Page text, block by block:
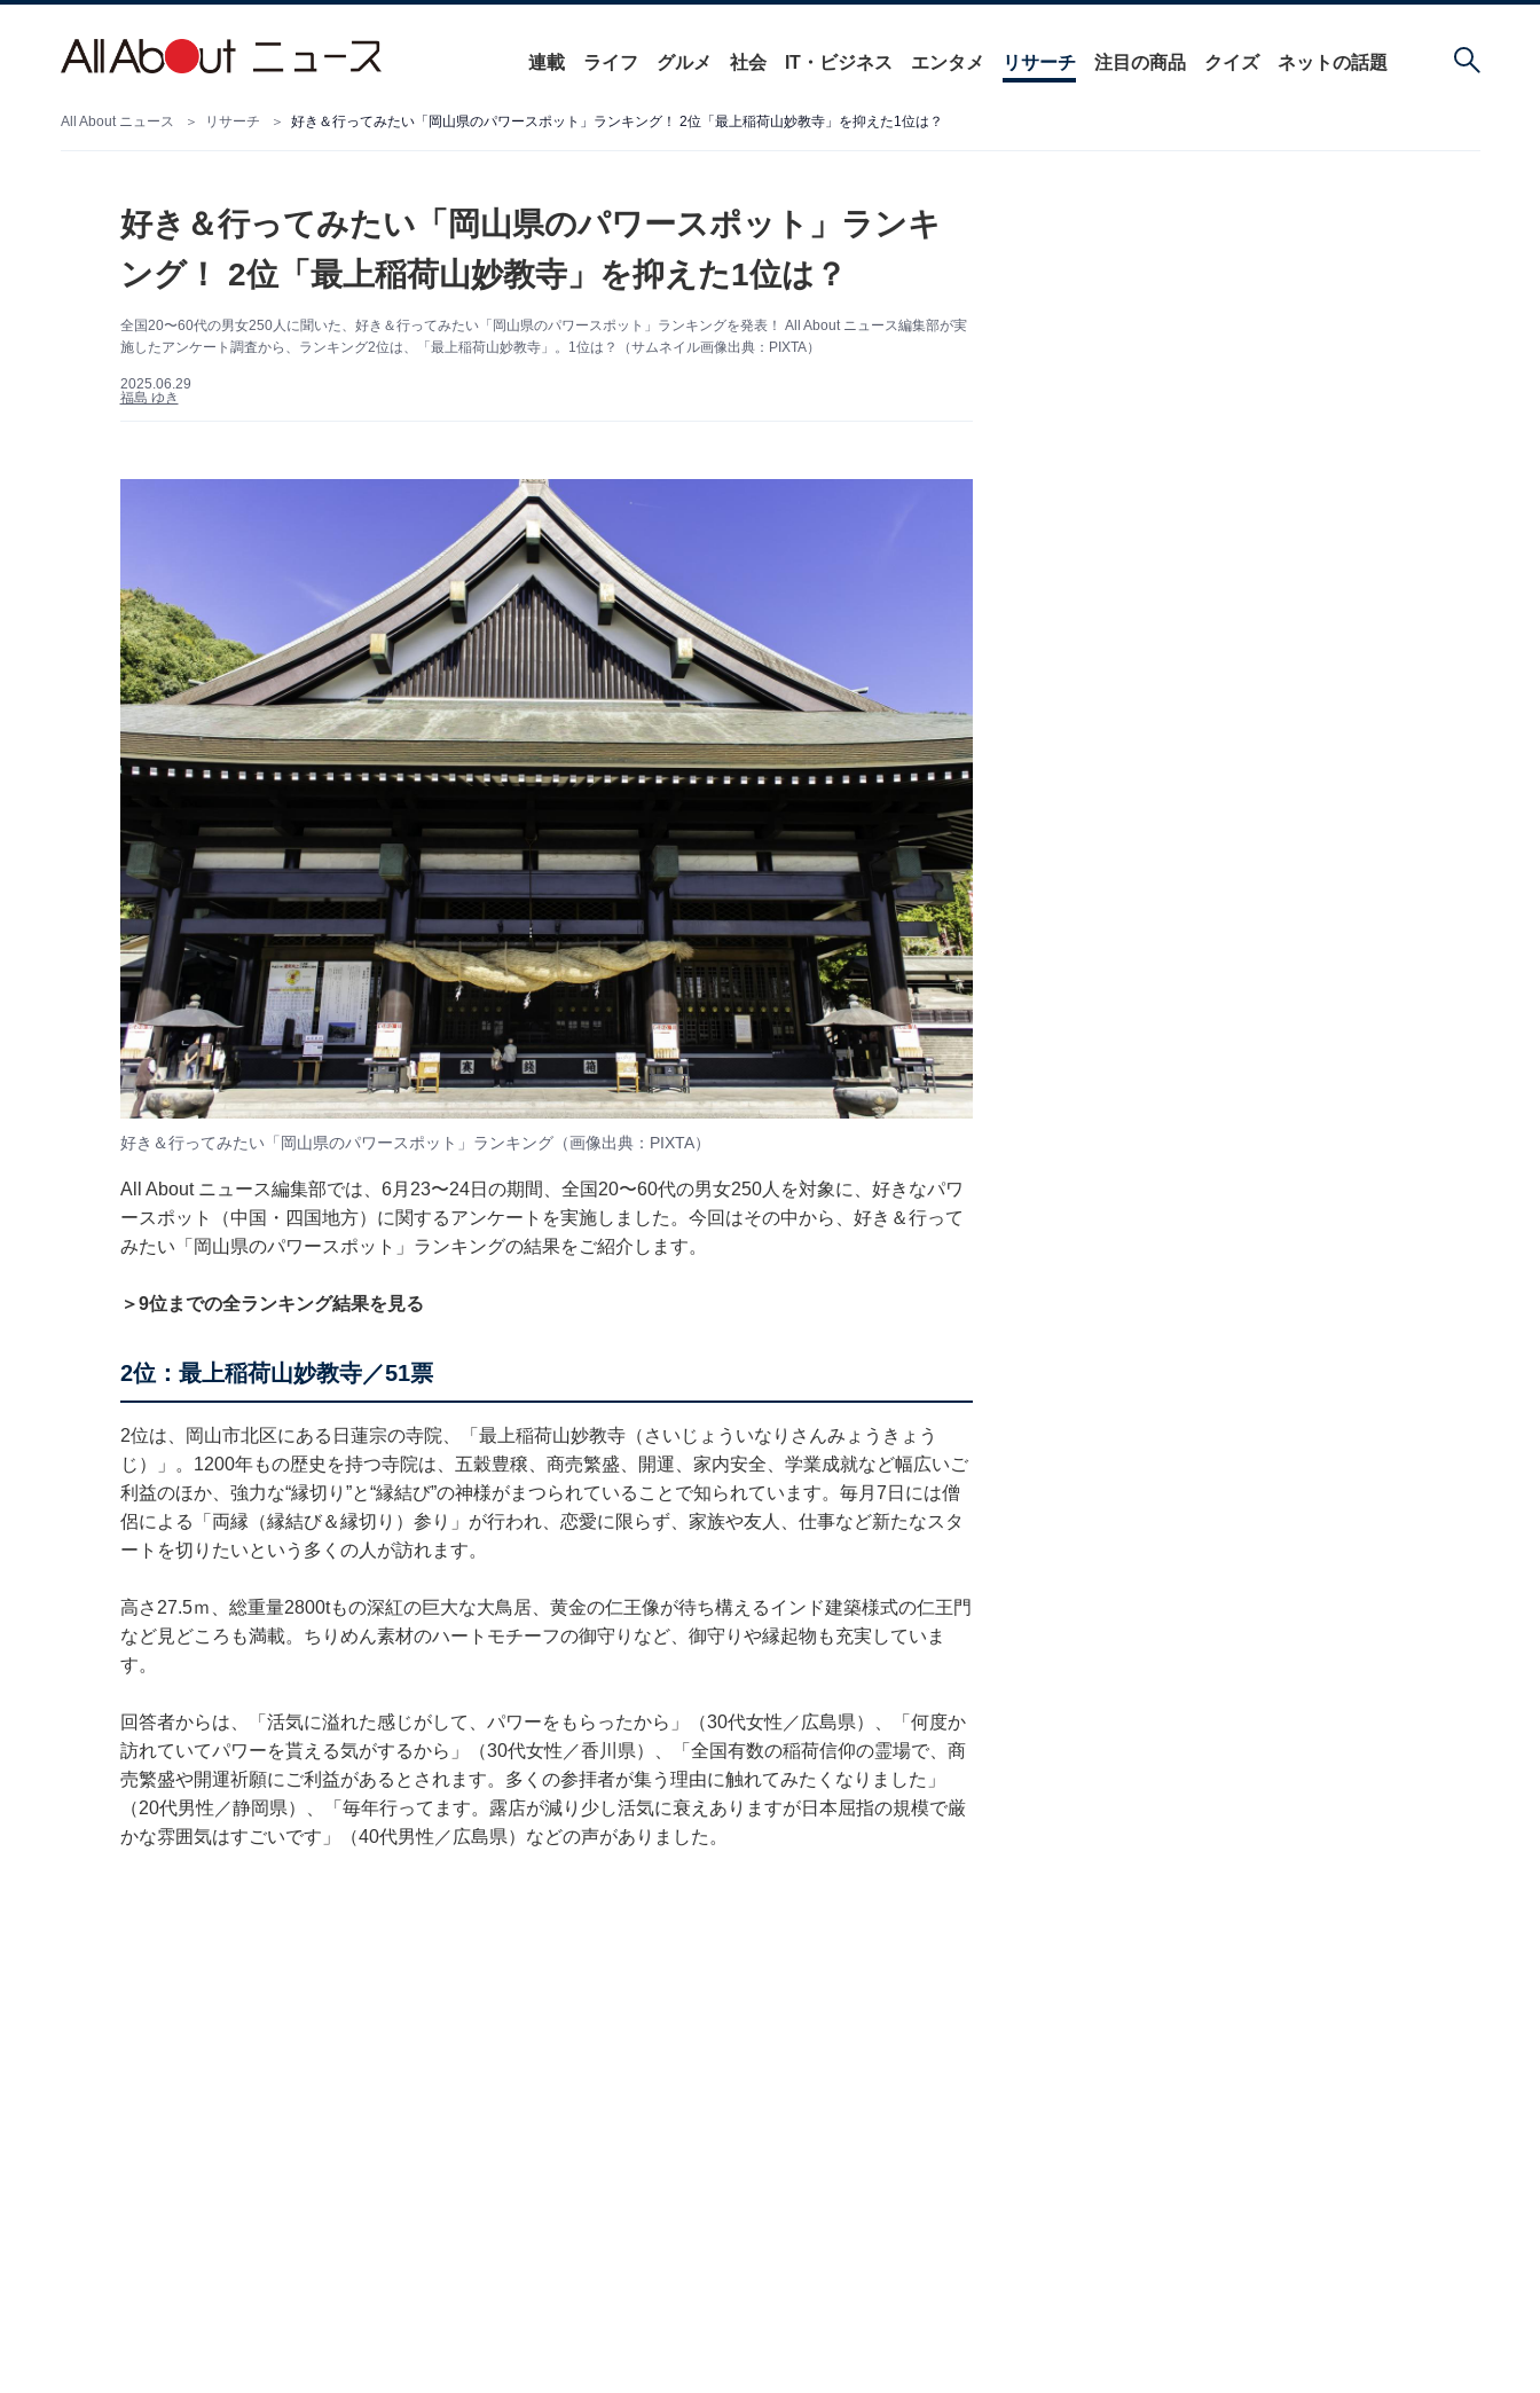
連載 ライフ グルメ 社会 IT・ビジネス エンタメ リサーチ 注目の商品 クイズ ネットの話題
All About ニュース リサーチ 好き＆行ってみたい「岡山県のパワースポット」ランキング！ 2位「最上稲荷山妙教寺」を抑えた1位は？
好き＆行ってみたい「岡山県のパワースポット」ランキ
ング！ 2位「最上稲荷山妙教寺」を抑えた1位は？
全国20〜60代の男女250人に聞いた、好き＆行ってみたい「岡山県のパワースポット」ランキングを発表！ All About ニュース編集部が実
施したアンケート調査から、ランキング2位は、「最上稲荷山妙教寺」。1位は？（サムネイル画像出典：PIXTA）
2025.06.29
福島 ゆき
好き＆行ってみたい「岡山県のパワースポット」ランキング（画像出典：PIXTA）
All About ニュース編集部では、6月23〜24日の期間、全国20〜60代の男女250人を対象に、好きなパワ
ースポット（中国・四国地方）に関するアンケートを実施しました。今回はその中から、好き＆行って
みたい「岡山県のパワースポット」ランキングの結果をご紹介します。
＞9位までの全ランキング結果を見る
2位：最上稲荷山妙教寺／51票
2位は、岡山市北区にある日蓮宗の寺院、「最上稲荷山妙教寺（さいじょういなりさんみょうきょう
じ）」。1200年もの歴史を持つ寺院は、五穀豊穣、商売繁盛、開運、家内安全、学業成就など幅広いご
利益のほか、強力な“縁切り”と“縁結び”の神様がまつられていることで知られています。毎月7日には僧
侶による「両縁（縁結び＆縁切り）参り」が行われ、恋愛に限らず、家族や友人、仕事など新たなスタ
ートを切りたいという多くの人が訪れます。
高さ27.5ｍ、総重量2800tもの深紅の巨大な大鳥居、黄金の仁王像が待ち構えるインド建築様式の仁王門
など見どころも満載。ちりめん素材のハートモチーフの御守りなど、御守りや縁起物も充実していま
す。
回答者からは、「活気に溢れた感じがして、パワーをもらったから」（30代女性／広島県）、「何度か
訪れていてパワーを貰える気がするから」（30代女性／香川県）、「全国有数の稲荷信仰の霊場で、商
売繁盛や開運祈願にご利益があるとされます。多くの参拝者が集う理由に触れてみたくなりました」
（20代男性／静岡県）、「毎年行ってます。露店が減り少し活気に衰えありますが日本屈指の規模で厳
かな雰囲気はすごいです」（40代男性／広島県）などの声がありました。